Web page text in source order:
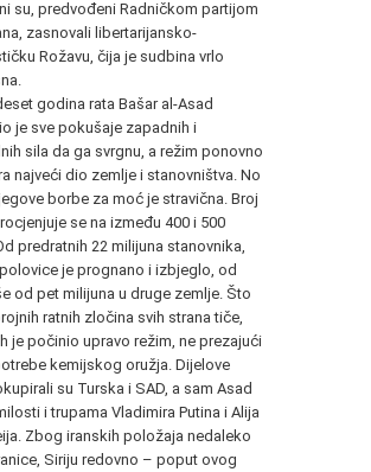
su, predvođeni Radničkom partijom
zasnovali libertarijansko-
Rožavu, čija je sudbina vrlo
godina rata Bašar al-Asad
je sve pokušaje zapadnih i
sila da ga svrgnu, a režim ponovno
najveći dio zemlje i stanovništva. No
borbe za moć je stravična. Broj
se na između 400 i 500
predratnih 22 milijuna stanovnika,
je prognano i izbjeglo, od
od pet milijuna u druge zemlje. Što
ratnih zločina svih strana tiče,
je počinio upravo režim, ne prezajući
kemijskog oružja. Dijelove
su Turska i SAD , a sam Asad
i trupama Vladimira Putina i Alija
Zbog iranskih položaja nedaleko
Siriju redovno – poput ovog